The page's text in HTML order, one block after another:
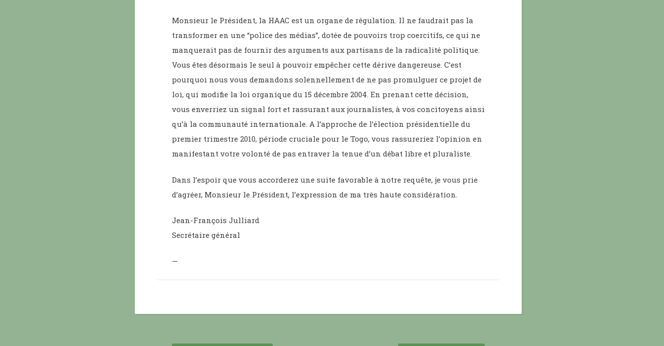
Monsieur le Président, la HAAC est un organe de régulation. Il ne faudrait pas la
transformer en une “police des médias”, dotée de pouvoirs trop coercitifs, ce qui ne
manquerait pas de fournir des arguments aux partisans de la radicalité politique.
Vous êtes désormais le seul à pouvoir empêcher cette dérive dangereuse. C’est
pourquoi nous vous demandons solennellement de ne pas promulguer ce projet de
loi, qui modifie la loi organique du 15 décembre 2004. En prenant cette décision,
vous enverriez un signal fort et rassurant aux journalistes, à vos concitoyens ainsi
qu’à la communauté internationale. A l’approche de l’élection présidentielle du
premier trimestre 2010, période cruciale pour le Togo, vous rassureriez l’opinion en
manifestant votre volonté de pas entraver la tenue d’un débat libre et pluraliste.
Dans l’espoir que vous accorderez une suite favorable à notre requête, je vous prie
d’agréer, Monsieur le Président, l’expression de ma très haute considération.
Jean-François Julliard
Secrétaire général
—